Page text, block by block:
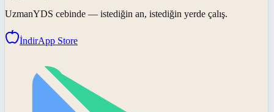
UzmanYDS cebinde — istediğin an, istediğin yerde çalış.
İndirApp Store